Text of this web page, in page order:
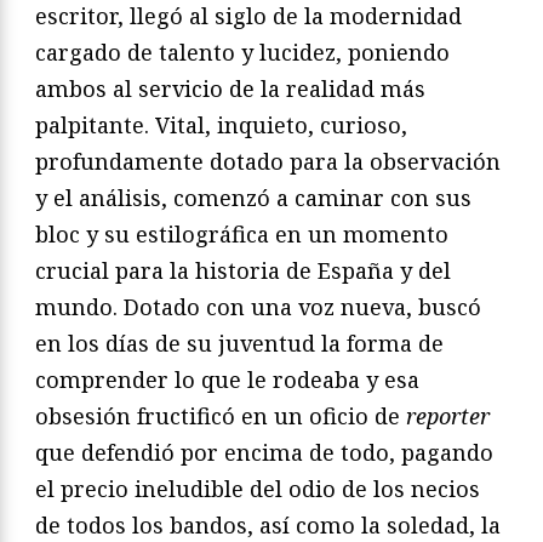
escritor, llegó al siglo de la modernidad
cargado de talento y lucidez, poniendo
ambos al servicio de la realidad más
palpitante. Vital, inquieto, curioso,
profundamente dotado para la observación
y el análisis, comenzó a caminar con sus
bloc y su estilográfica en un momento
crucial para la historia de España y del
mundo. Dotado con una voz nueva, buscó
en los días de su juventud la forma de
comprender lo que le rodeaba y esa
obsesión fructificó en un oficio de reporter
que defendió por encima de todo, pagando
el precio ineludible del odio de los necios
de todos los bandos, así como la soledad, la